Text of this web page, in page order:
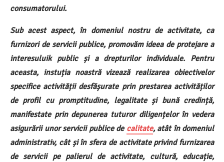
consumatorului.
Sub acest aspect, în domeniul nostru de activitate, ca
furnizori de servicii publice, promovăm ideea de protejare a
interesuluik public și a drepturilor individuale. Pentru
aceasta, instuția noastră vizează realizarea obiectivelor
specifice activității desfășurate prin prestarea activităților
de profil cu promptitudine, legalitate și bună credință,
manifestate prin depunerea tuturor diligențelor în vedera
asigurării unor servicii publice de calitate, atât în domeniul
administrativ, cât și în sfera de activitate privind furnizarea
de servicii pe palierul de activitate, cultură, educație,